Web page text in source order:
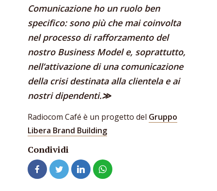
Comunicazione ho un ruolo ben
specifico: sono più che mai coinvolta
nel processo di rafforzamento del
nostro Business Model e, soprattutto,
nell’attivazione di una comunicazione
della crisi destinata alla clientela e ai
nostri dipendenti.≫
Radiocom Café è un progetto del Gruppo
Libera Brand Building
Condividi